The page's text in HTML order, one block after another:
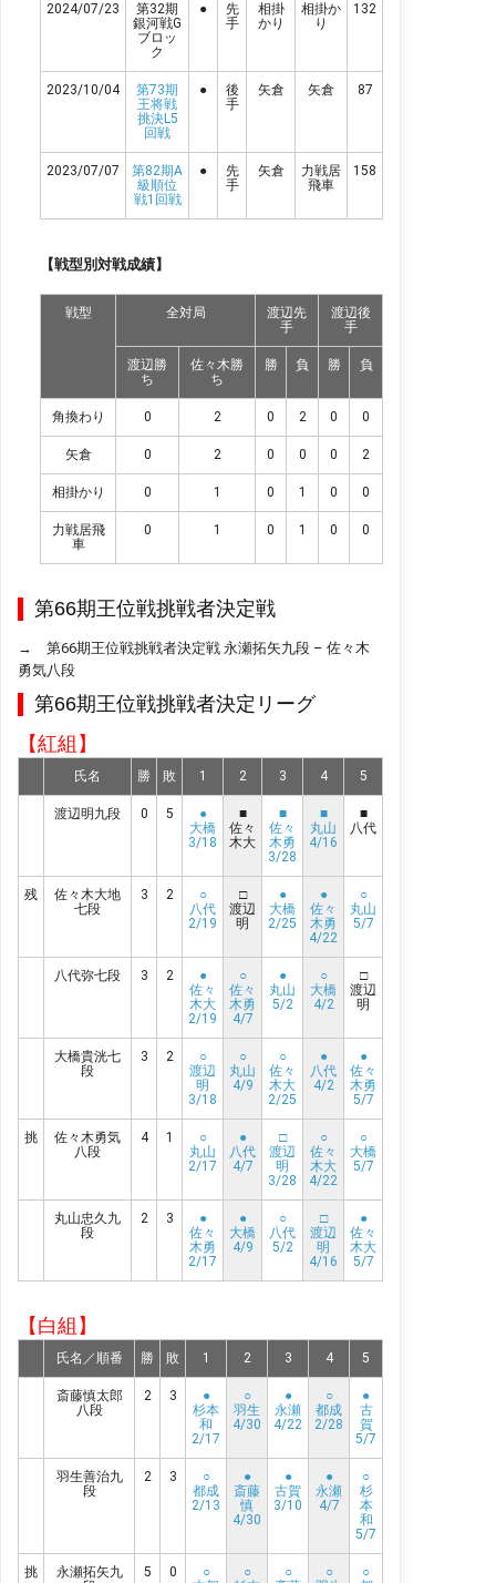
2024/07/23
第32期
銀河戦G
ブロッ
ク
●
先
手
相掛
かり
相掛か
り
132
2023/10/04
第73期
王将戦
挑決L5
回戦
●
後
手
矢倉 矢倉 87
2023/07/07
第82期A
級順位
戦1回戦
●
先
手
矢倉
力戦居
飛車
158
【戦型別対戦成績】
戦型 全対局
渡辺先
手
渡辺後
手
渡辺勝
ち
佐々木勝
ち
勝 負 勝 負
角換わり 0 2 0 2 0 0
矢倉 0 2 0 0 0 2
相掛かり 0 1 0 1 0 0
力戦居飛
車
0 1 0 1 0 0
第66期王位戦挑戦者決定戦
→ 第66期王位戦挑戦者決定戦 永瀬拓矢九段 – 佐々木
勇気八段
第66期王位戦挑戦者決定リーグ
【紅組】
氏名 勝 敗 1 2 3 4 5
渡辺明九段 0 5
●
大橋
3/18
■
佐々
木大
■
佐々
木勇
3/28
■
丸山
4/16
■
八代
残
佐々木大地
七段
3 2
○
八代
2/19
□
渡辺
明
●
大橋
2/25
●
佐々
木勇
4/22
○
丸山
5/7
八代弥七段 3 2
●
佐々
木大
2/19
○
佐々
木勇
4/7
●
丸山
5/2
○
大橋
4/2
□
渡辺
明
大橋貴洸七
段
3 2
○
渡辺
明
3/18
○
丸山
4/9
○
佐々
木大
2/25
●
八代
4/2
●
佐々
木勇
5/7
挑
佐々木勇気
八段
4 1
○
丸山
2/17
●
八代
4/7
□
渡辺
明
3/28
○
佐々
木大
4/22
○
大橋
5/7
丸山忠久九
段
2 3
●
佐々
木勇
2/17
●
大橋
4/9
○
八代
5/2
□
渡辺
明
4/16
●
佐々
木大
5/7
【白組】
氏名／順番 勝 敗 1 2 3 4 5
斎藤慎太郎
八段
2 3
●
杉本
和
2/17
○
羽生
4/30
●
永瀬
4/22
○
都成
2/28
●
古
賀
5/7
羽生善治九
段
2 3
○
都成
2/13
●
斎藤
慎
4/30
●
古賀
3/10
●
永瀬
4/7
○
杉
本
和
5/7
挑
永瀬拓矢九
5 0
○
○
○
○
○